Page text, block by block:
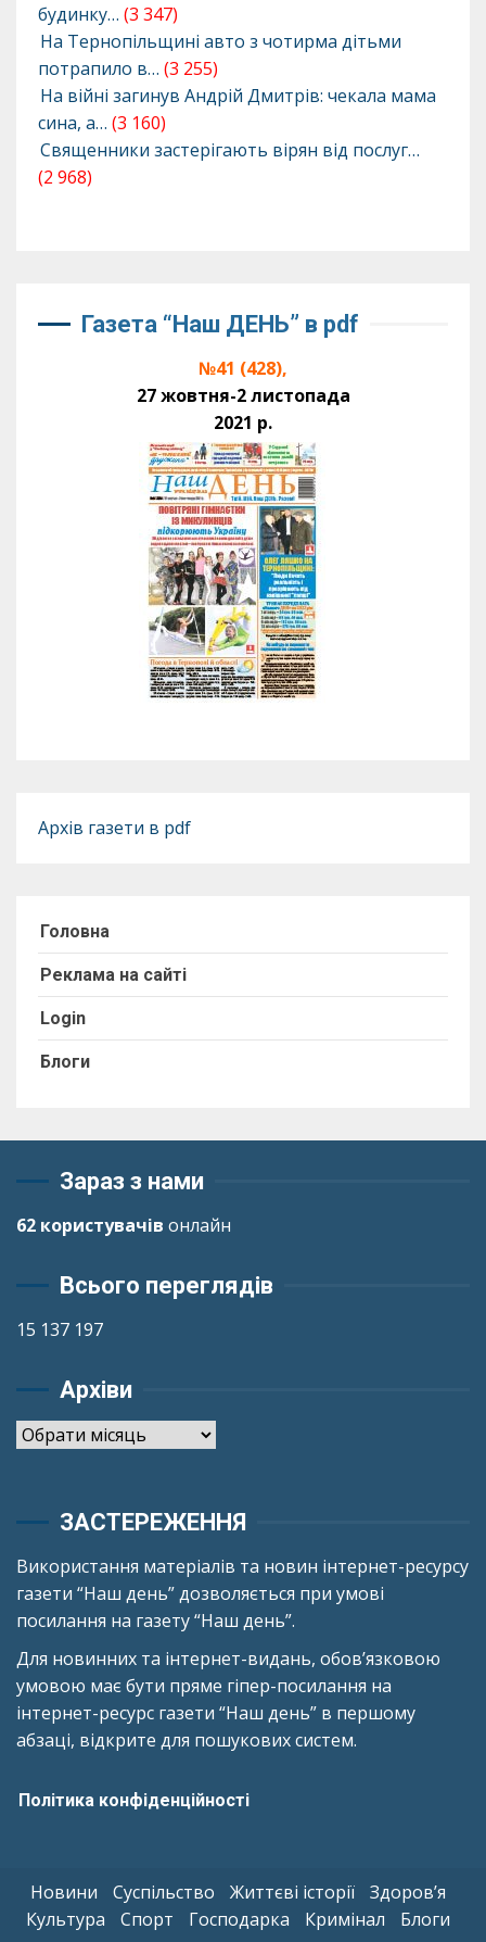
будинку… (3 347)
На Тернопільщині авто з чотирма дітьми
потрапило в… (3 255)
На війні загинув Андрій Дмитрів: чекала мама
сина, а… (3 160)
Священники застерігають вірян від послуг…
(2 968)
Газета “Наш ДЕНЬ” в pdf
№41 (428),
27 жовтня-2 листопада
2021 р.
Архів газети в pdf
Головна
Реклама на сайті
Login
Блоги
Зараз з нами
62 користувачів онлайн
Всього переглядів
15 137 197
Архіви
Архіви
ЗАСТЕРЕЖЕННЯ
Використання матеріалів та новин інтернет-ресурсу
газети “Наш день” дозволяється при умові
посилання на газету “Наш день”.
Для новинних та інтернет-видань, обов’язковою
умовою має бути пряме гіпер-посилання на
інтернет-ресурс газети “Наш день” в першому
абзаці, відкрите для пошукових систем.
Політика конфіденційності
Новини Суспільство Життєві історії
Здоров’я
Культура
Спорт Господарка Кримінал Блоги